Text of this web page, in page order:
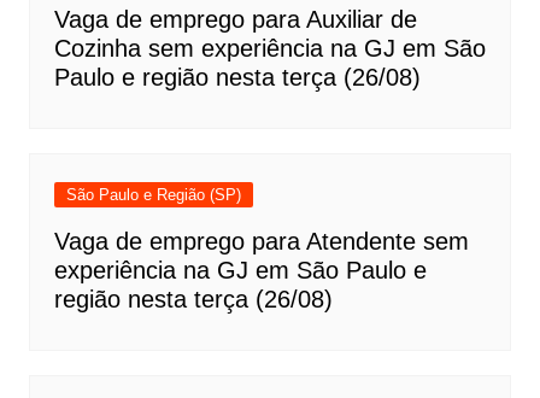
Vaga de emprego para Auxiliar de
Cozinha sem experiência na GJ em São
Paulo e região nesta terça (26/08)
São Paulo e Região (SP)
Vaga de emprego para Atendente sem
experiência na GJ em São Paulo e
região nesta terça (26/08)